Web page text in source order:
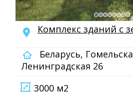
Комплекс зданий с
Беларусь,
Ленинградская 26
3000 м2